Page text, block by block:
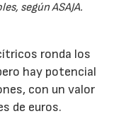
según ASAJA.
ronda los
hay potencial
con un valor
de euros.